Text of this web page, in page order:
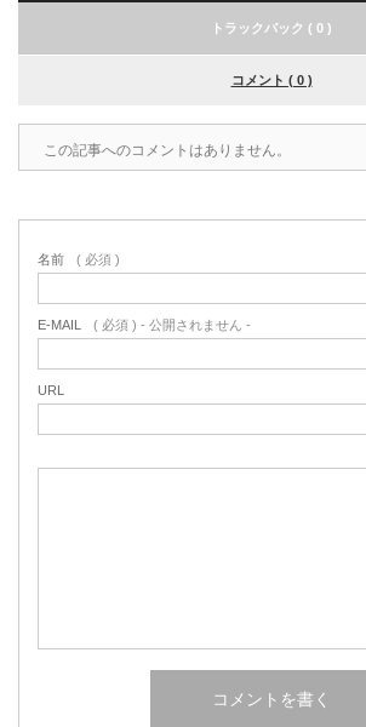
トラックバック ( 0 )
コメント ( 0 )
この記事へのコメントはありません。
名前 ( 必須 )
E-MAIL ( 必須 ) - 公開されません -
URL